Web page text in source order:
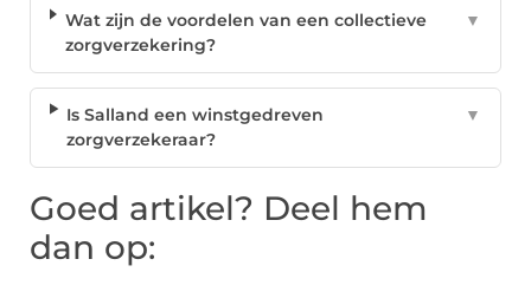
Wat zijn de voordelen van een collectieve
zorgverzekering?
▼
Is Salland een winstgedreven
zorgverzekeraar?
▼
Goed artikel? Deel hem
dan op: